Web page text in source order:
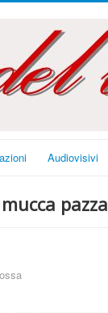
Audiovisivi
pazza